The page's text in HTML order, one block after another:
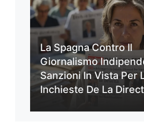
La Spagna Contro Il
Giornalismo
Sanzioni In Vista Per
Inchieste De La